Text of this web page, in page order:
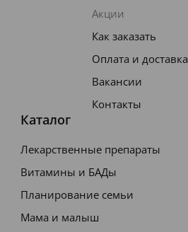
Акции
Как заказать
Оплата и доставка
Вакансии
Контакты
Каталог
Лекарственные препараты
Витамины и БАДы
Планирование семьи
Мама и малыш